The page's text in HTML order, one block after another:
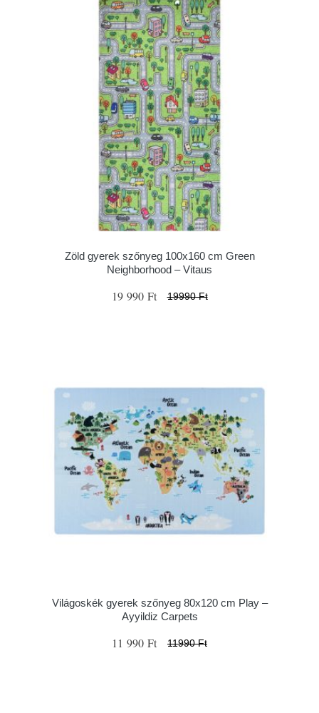
Zöld gyerek szőnyeg 100x160 cm Green
Neighborhood – Vitaus
19 990 Ft 19990 Ft
Világoskék gyerek szőnyeg 80x120 cm Play –
Ayyildiz Carpets
11 990 Ft 11990 Ft